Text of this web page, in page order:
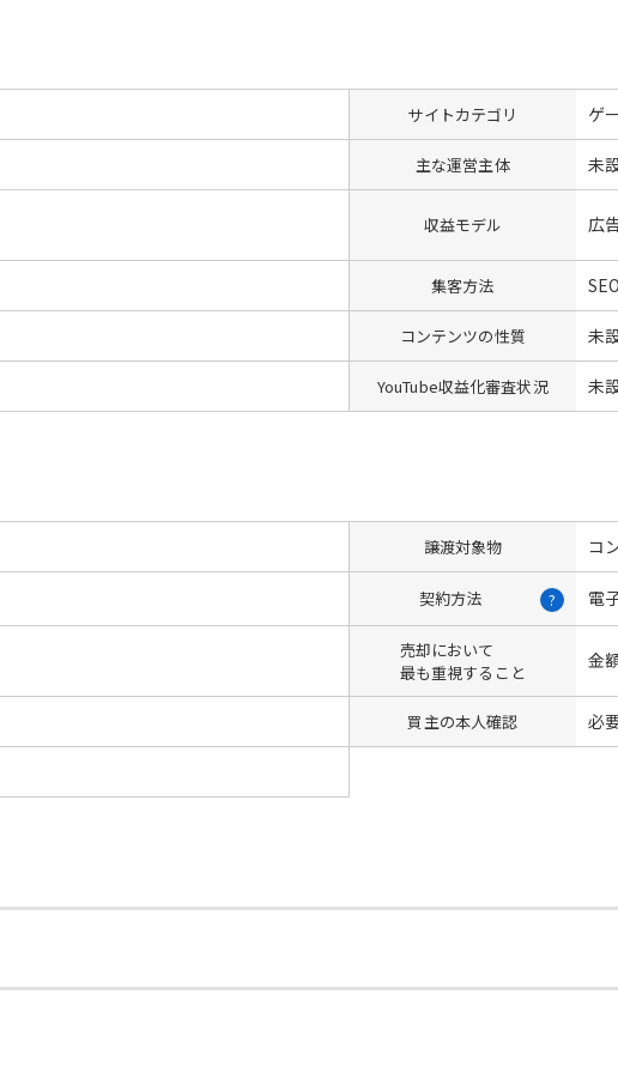
サイトカテゴリ ゲ
主な運営主体 未
収益モデル 広
集客方法 SEO
コンテンツの性質 未
YouTube収益化審査状況 未
譲渡対象物 コ
契約方法 ? 電
売却において
最も重視すること
金
買主の本人確認 必